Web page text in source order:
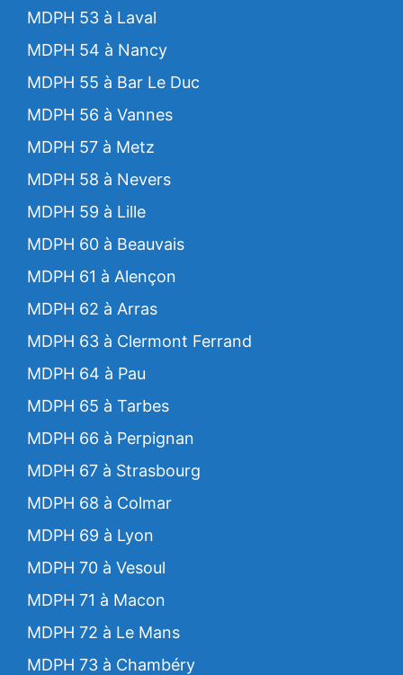
MDPH 53 à Laval
MDPH 54 à Nancy
MDPH 55 à Bar Le Duc
MDPH 56 à Vannes
MDPH 57 à Metz
MDPH 58 à Nevers
MDPH 59 à Lille
MDPH 60 à Beauvais
MDPH 61 à Alençon
MDPH 62 à Arras
MDPH 63 à Clermont Ferrand
MDPH 64 à Pau
MDPH 65 à Tarbes
MDPH 66 à Perpignan
MDPH 67 à Strasbourg
MDPH 68 à Colmar
MDPH 69 à Lyon
MDPH 70 à Vesoul
MDPH 71 à Macon
MDPH 72 à Le Mans
MDPH 73 à Chambéry